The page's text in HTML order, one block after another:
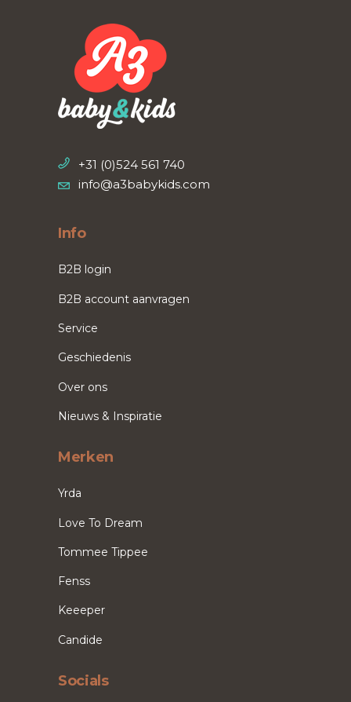
+31 (0)524 561 740
info@a3babykids.com
Info
B2B login
B2B account aanvragen
Service
Geschiedenis
Over ons
Nieuws & Inspiratie
Merken
Yrda
Love To Dream
Tommee Tippee
Fenss
Keeeper
Candide
Socials